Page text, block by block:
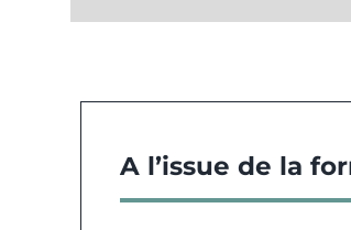
A l’issue de la